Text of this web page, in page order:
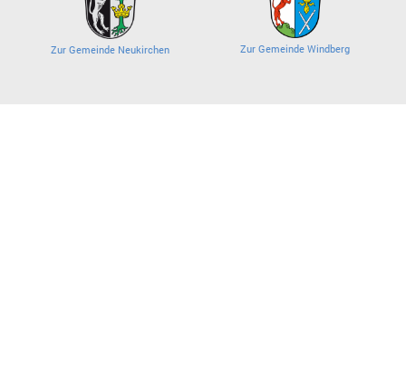
Zur Gemeinde Neukirchen Zur Gemeinde Windberg